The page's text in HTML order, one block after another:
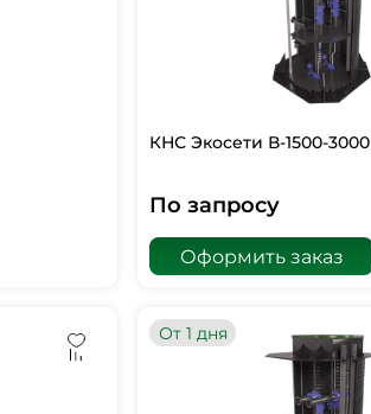
КНС Экосети В-1500-3000
По запросу
Оформить заказ
От 1 дня